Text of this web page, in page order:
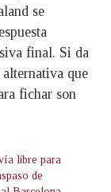
se
final. Si da
que
fichar son
libre para
de